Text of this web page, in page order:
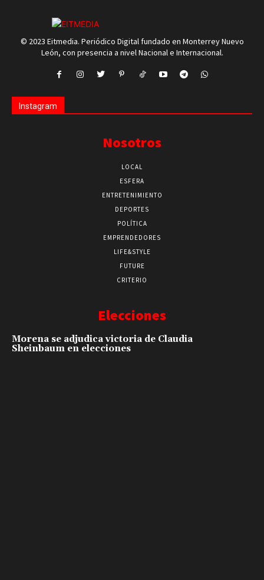
© 2023 Eitmedia. Periódico Digital fundado en Monterrey Nuevo
León, con presencia a nivel Nacional e Internacional.
Instagram
Nosotros
LOCAL
ESFERA
ENTRETENIMIENTO
DEPORTES
POLÍTICA
EMPRENDEDORES
LIFE&STYLE
FUTURE
CRITERIO
Elecciones
Morena se adjudica victoria de Claudia
Sheinbaum en elecciones